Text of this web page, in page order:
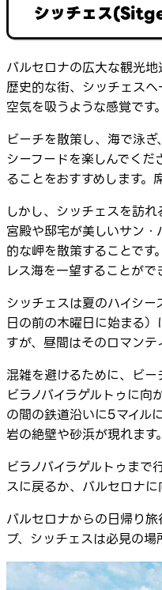
シッチェス
バルセロナの広大な観光
歴史的な街、シッチェス
空気を吸うような感覚です。
ビーチを散策し、海で泳
シーフードを楽しんでく
ることをおすすめします。
しかし、シッチェスを訪
宮殿や邸宅が美しいサン
的な岬を散策することで
レス海を一望することがで
シッチェスは夏のハイシ
日の前の木曜日に始まる
すが、昼間はそのロマン
混雑を避けるために、ビ
ビラノバイラゲルトゥに
の間の鉄道沿いに5マイル
岩の絶壁や砂浜が現れます。
ビラノバイラゲルトゥま
スに戻るか、バルセロナに
バルセロナからの日帰り
プ、シッチェスは必見の場